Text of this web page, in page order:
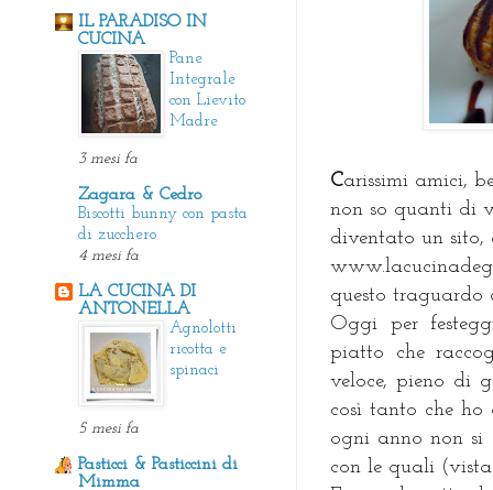
Carissimi amici,
non so quanti di
diventato un sito,
questo traguardo
Oggi per
piatto che
veloce, pieno di
così tanto che ho
ogni anno non si
con le quali
IL PARADISO IN
CUCINA
Pane
Integrale
con Lievito
Madre
3 mesi fa
Zagara & Cedro
Biscotti bunny con pasta
di zucchero
4 mesi fa
LA CUCINA DI
ANTONELLA
Agnolotti
ricotta e
spinaci
5 mesi fa
Pasticci & Pasticcini di
Mimma